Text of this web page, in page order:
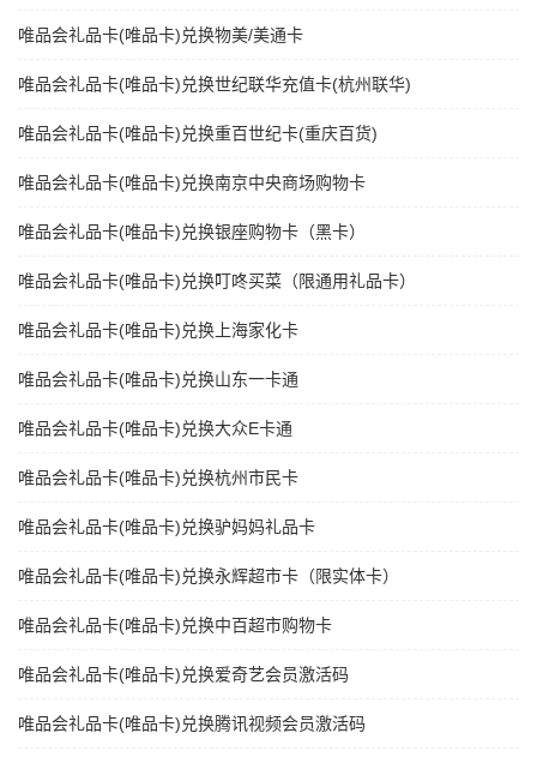
唯品会礼品卡(唯品卡)兑换物美/美通卡
唯品会礼品卡(唯品卡)兑换世纪联华充值卡(杭州联华)
唯品会礼品卡(唯品卡)兑换重百世纪卡(重庆百货)
唯品会礼品卡(唯品卡)兑换南京中央商场购物卡
唯品会礼品卡(唯品卡)兑换银座购物卡（黑卡）
唯品会礼品卡(唯品卡)兑换叮咚买菜（限通用礼品卡）
唯品会礼品卡(唯品卡)兑换上海家化卡
唯品会礼品卡(唯品卡)兑换山东一卡通
唯品会礼品卡(唯品卡)兑换大众E卡通
唯品会礼品卡(唯品卡)兑换杭州市民卡
唯品会礼品卡(唯品卡)兑换驴妈妈礼品卡
唯品会礼品卡(唯品卡)兑换永辉超市卡（限实体卡）
唯品会礼品卡(唯品卡)兑换中百超市购物卡
唯品会礼品卡(唯品卡)兑换爱奇艺会员激活码
唯品会礼品卡(唯品卡)兑换腾讯视频会员激活码